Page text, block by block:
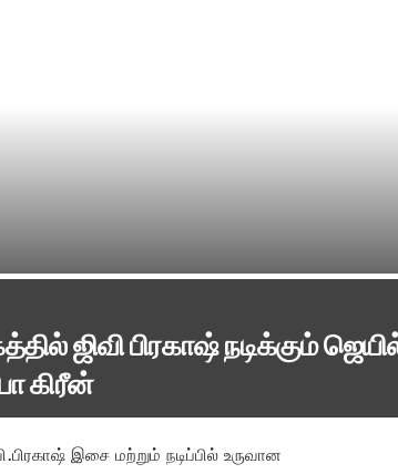
ஜிவி பிரகாஷ் நடிக்கும்
கிரீன்
இசை மற்றும் நடிப்பில் உருவான